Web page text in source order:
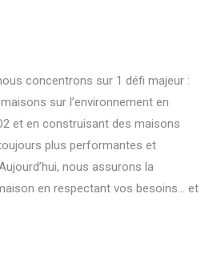
concentrons sur 1 défi majeur :
sur l’environnement en
et en construisant des maisons
plus performantes et
nous assurons la
en respectant vos besoins… et